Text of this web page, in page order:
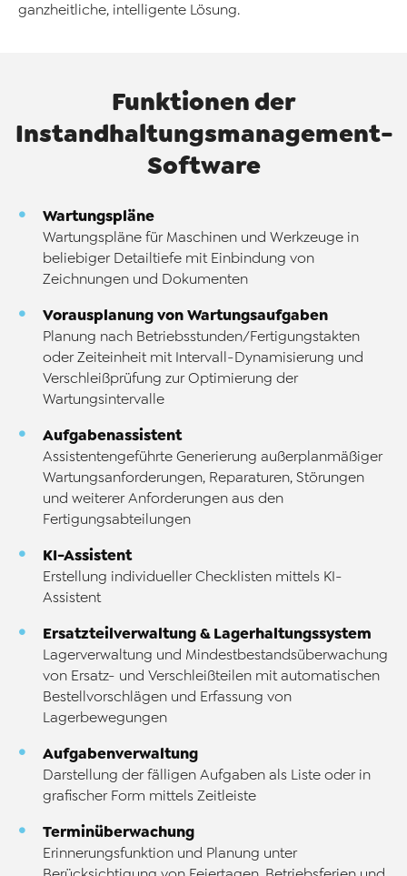
ganzheitliche, intelligente Lösung.
Funktionen der
Instandhaltungsmanagement-
Software
Wartungspläne
Wartungspläne für Maschinen und Werkzeuge in
beliebiger Detailtiefe mit Einbindung von
Zeichnungen und Dokumenten
Vorausplanung von Wartungsaufgaben
Planung nach Betriebsstunden/Fertigungstakten
oder Zeiteinheit mit Intervall-Dynamisierung und
Verschleißprüfung zur Optimierung der
Wartungsintervalle
Aufgabenassistent
Assistentengeführte Generierung außerplanmäßiger
Wartungsanforderungen, Reparaturen, Störungen
und weiterer Anforderungen aus den
Fertigungsabteilungen
KI-Assistent
Erstellung individueller Checklisten mittels KI-
Assistent
Ersatzteilverwaltung & Lagerhaltungssystem
Lagerverwaltung und Mindestbestandsüberwachung
von Ersatz- und Verschleißteilen mit automatischen
Bestellvorschlägen und Erfassung von
Lagerbewegungen
Aufgabenverwaltung
Darstellung der fälligen Aufgaben als Liste oder in
grafischer Form mittels Zeitleiste
Terminüberwachung
Erinnerungsfunktion und Planung unter